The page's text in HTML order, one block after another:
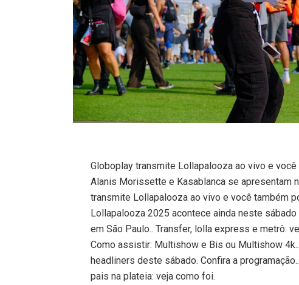
Globoplay transmite Lollapalooza ao vivo e
Alanis Morissette e Kasablanca se apresentam
transmite Lollapalooza ao vivo e você também
Lollapalooza 2025 acontece ainda neste
em São Paulo.. Transfer, lolla express e metrô:
Como assistir: Multishow e Bis ou Multishow
headliners deste sábado. Confira a
pais na plateia: veja como foi.